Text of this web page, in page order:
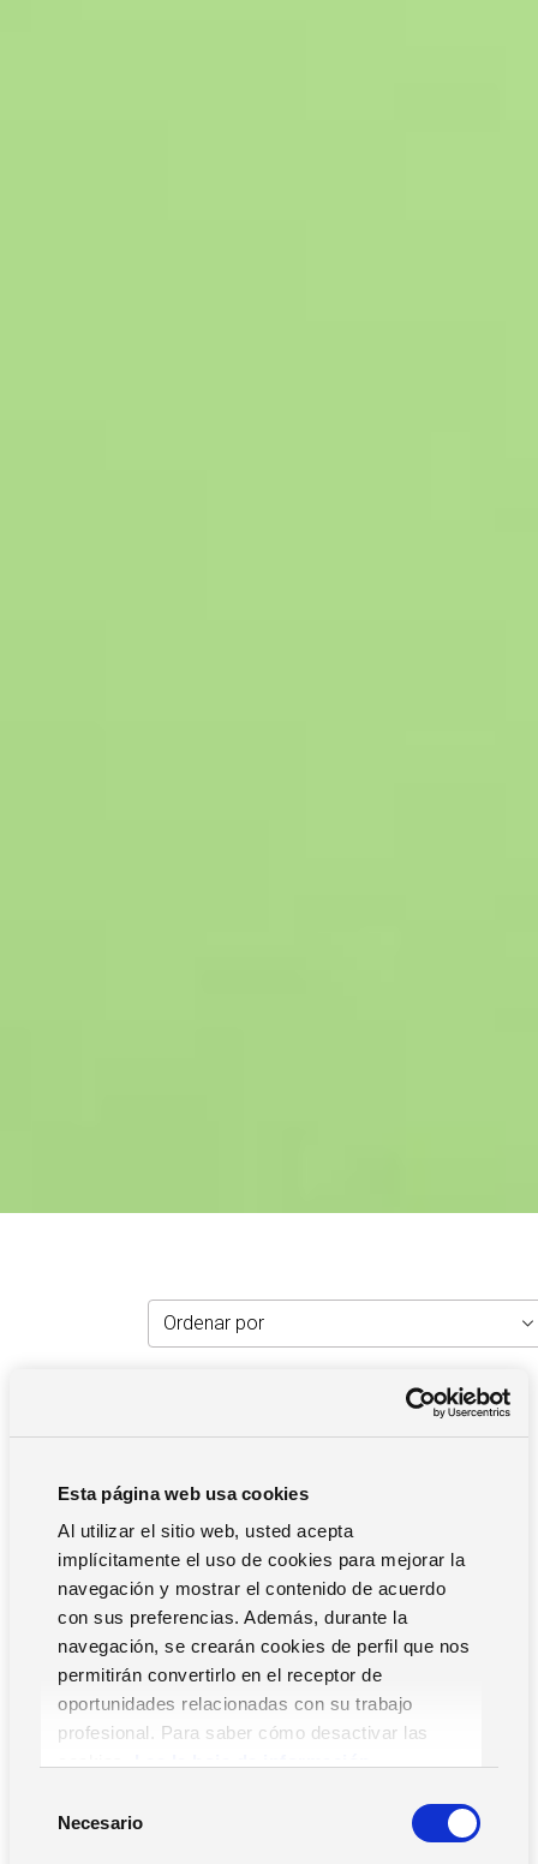
Esta página web usa cookies
Al utilizar el sitio web, usted acepta
implícitamente el uso de cookies para mejorar la
navegación y mostrar el contenido de acuerdo
con sus preferencias. Además, durante la
navegación, se crearán cookies de perfil que nos
permitirán convertirlo en el receptor de
oportunidades relacionadas con su trabajo
profesional. Para saber cómo desactivar las
Necesario
Filtros
Movilidad RR.HH.
ERP
RR.HH.
Pequeñas Empresas y Asesorías
Supply Chain